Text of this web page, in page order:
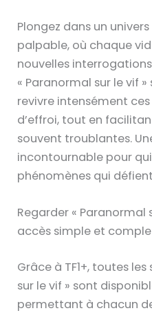
Plongez dans un
palpable, où chaque
nouvelles
« Paranormal sur le vif »
revivre intensément
d’effroi, tout en
souvent troublantes.
incontournable pour qui
phénomènes qui
Regarder « Paranormal
accès simple et
Grâce à TF1+, toutes
sur le vif » sont
permettant à chacun